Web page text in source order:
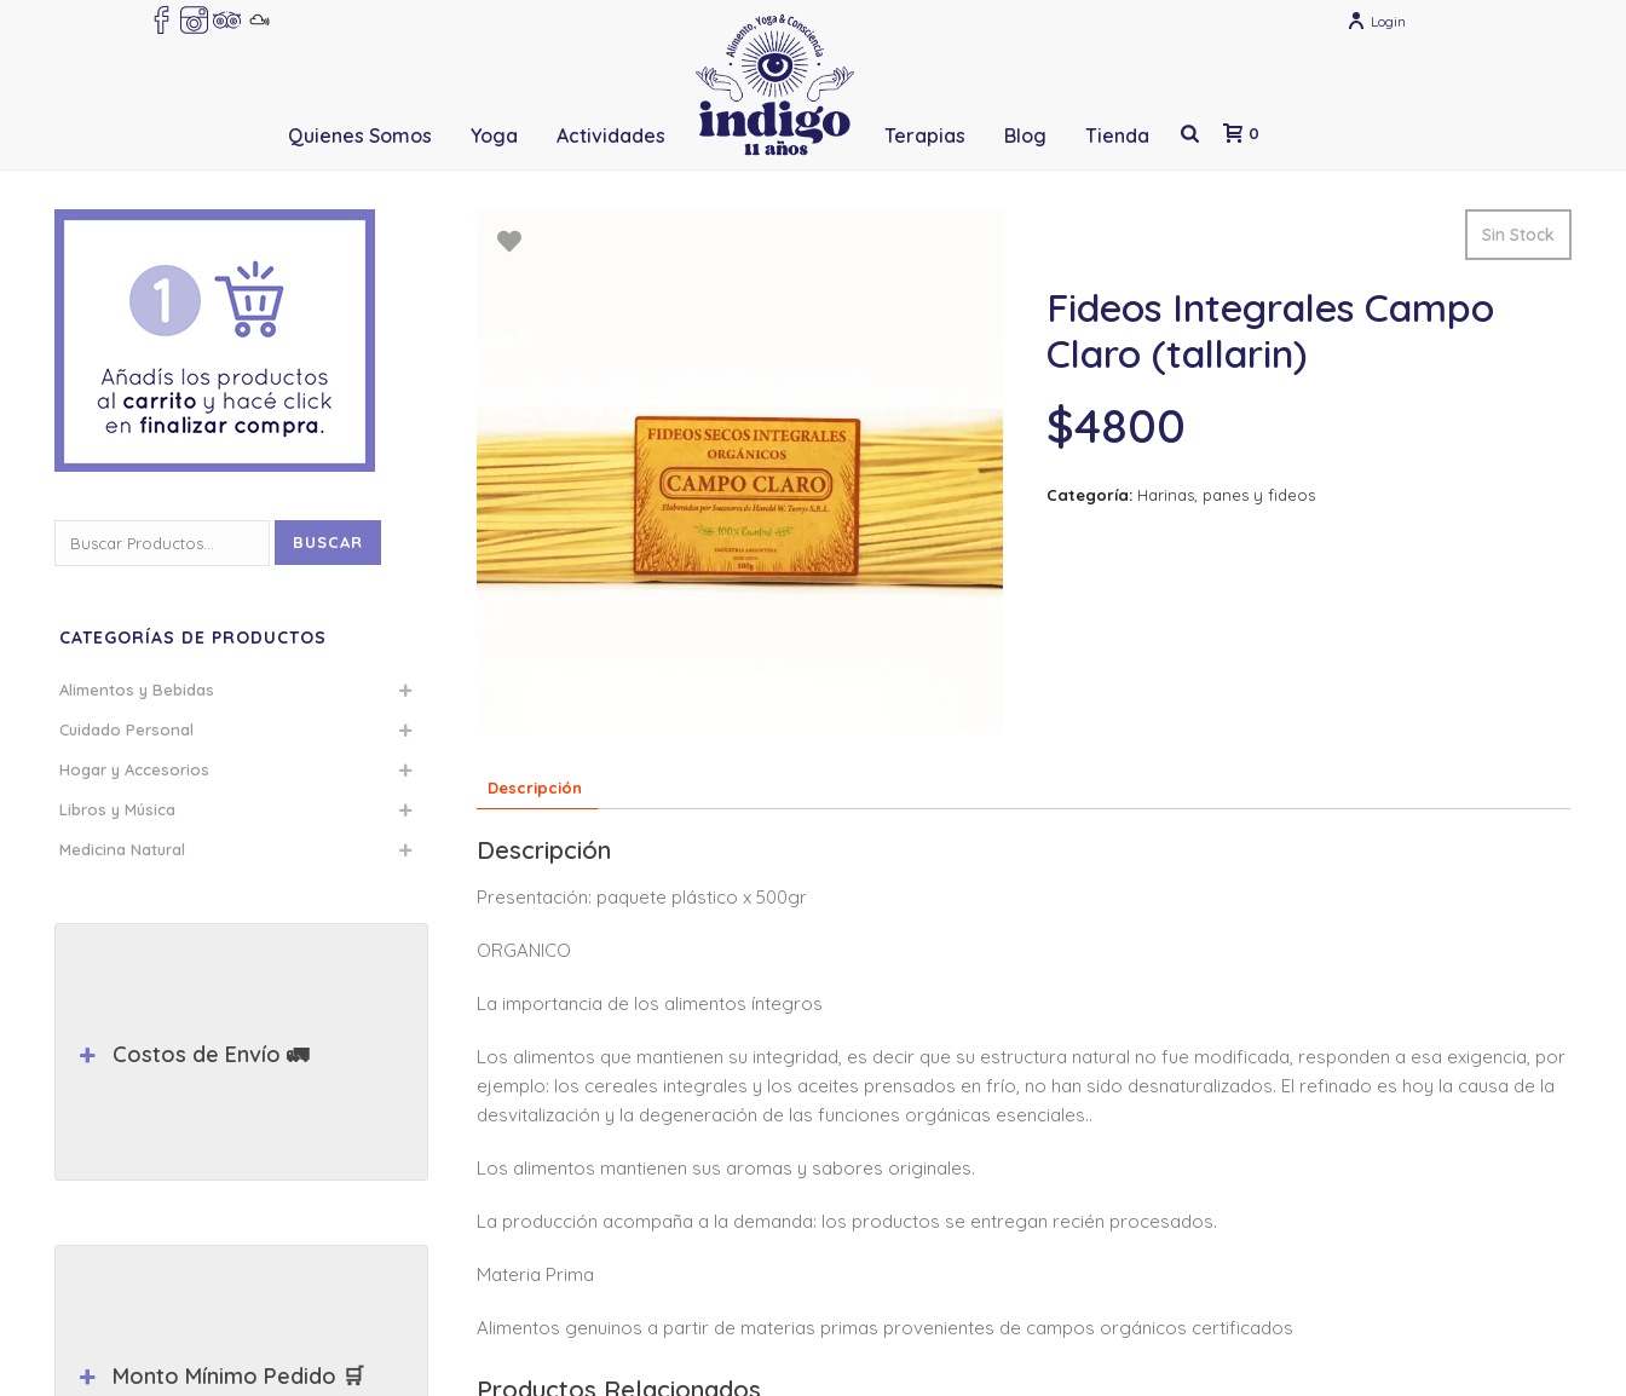
Login
Quienes Somos Yoga Actividades Terapias Blog Tienda 0
Sin Stock
Fideos Integrales Campo
Claro (tallarin)
$4800
Categoría: Harinas, panes y fideos
Descripción
Descripción
Presentación: paquete plástico x 500gr
ORGANICO
La importancia de los alimentos íntegros
Los alimentos que mantienen su integridad, es decir que su estructura natural no fue modificada, responden a esa exigencia, por
ejemplo: los cereales integrales y los aceites prensados en frío, no han sido desnaturalizados. El refinado es hoy la causa de la
desvitalización y la degeneración de las funciones orgánicas esenciales..
Los alimentos mantienen sus aromas y sabores originales.
La producción acompaña a la demanda: los productos se entregan recién procesados.
Materia Prima
Alimentos genuinos a partir de materias primas provenientes de campos orgánicos certificados
Productos Relacionados
por:
BUSCAR
CATEGORÍAS DE PRODUCTOS
Alimentos y Bebidas
Cuidado Personal
Hogar y Accesorios
Libros y Música
Medicina Natural
Costos de Envío 🚛
Monto Mínimo Pedido 🛒